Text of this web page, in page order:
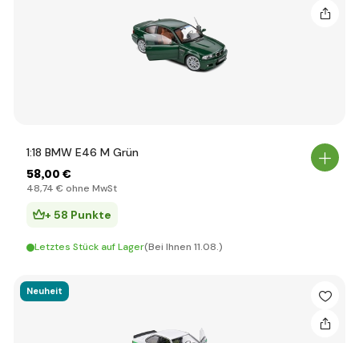
1:18 BMW E46 M Grün
58,00 €
48,74 € ohne MwSt
+ 58 Punkte
Letztes Stück auf Lager(Bei Ihnen 11.08.)
Neuheit